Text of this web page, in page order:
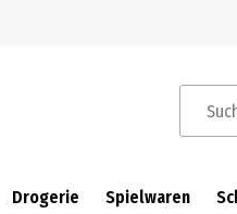
Drogerie Spielwaren